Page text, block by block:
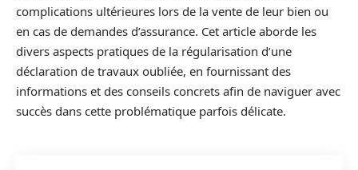
complications ultérieures lors de la vente de leur bien ou
en cas de demandes d’assurance. Cet article aborde les
divers aspects pratiques de la régularisation d’une
déclaration de travaux oubliée, en fournissant des
informations et des conseils concrets afin de naviguer avec
succès dans cette problématique parfois délicate.